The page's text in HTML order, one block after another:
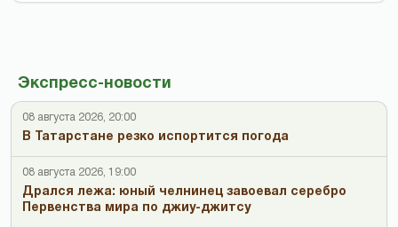
Экспресс-новости
08 августа 2026, 20:00
В Татарстане резко испортится погода
08 августа 2026, 19:00
Дрался лежа: юный челнинец завоевал серебро
Первенства мира по джиу-джитсу